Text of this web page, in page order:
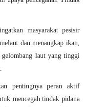
masyarakat pesisir
dan menangkap ikan,
gelombang laut yang tinggi
pentingnya peran aktif
mencegah tindak pidana